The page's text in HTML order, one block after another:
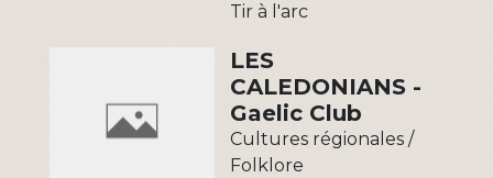
Tir à l'arc
LES
CALEDONIANS -
Gaelic Club
Cultures régionales /
Folklore